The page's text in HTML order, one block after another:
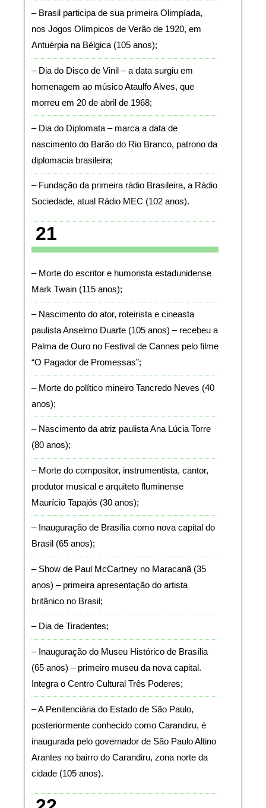
Brasil participa de sua primeira Olimpíada,
nos Jogos Olímpicos de Verão de 1920, em
Antuérpia na Bélgica (105 anos)
Dia do Disco de Vinil – a data surgiu em
homenagem ao músico Ataulfo Alves, que
morreu em 20 de abril de 1968
Dia do Diplomata – marca a data de
nascimento do Barão do Rio Branco, patrono da
diplomacia brasileira
Fundação da primeira rádio Brasileira, a Rádio
Sociedade, atual Rádio MEC (102 anos)
21
Morte do escritor e humorista estadunidense
Mark Twain (115 anos)
Nascimento do ator, roteirista e cineasta
paulista Anselmo Duarte (105 anos) – recebeu a
Palma de Ouro no Festival de Cannes pelo filme
“O Pagador de Promessas”
Morte do político mineiro Tancredo Neves (40
anos)
Nascimento da atriz paulista Ana Lúcia Torre
(80 anos)
Morte do compositor, instrumentista, cantor,
produtor musical e arquiteto fluminense
Maurício Tapajós (30 anos)
Inauguração de Brasília como nova capital do
Brasil (65 anos)
Show de Paul McCartney no Maracanã (35
anos) – primeira apresentação do artista
britânico no Brasil
Dia de Tiradentes
Inauguração do Museu Histórico de Brasília
(65 anos) – primeiro museu da nova capital.
Integra o Centro Cultural Três Poderes
A Penitenciária do Estado de São Paulo,
posteriormente conhecido como Carandiru, é
inaugurada pelo governador de São Paulo Altino
Arantes no bairro do Carandiru, zona norte da
cidade (105 anos)